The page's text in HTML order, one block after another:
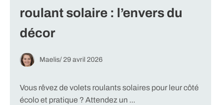
roulant solaire : l’envers du
décor
Maelis/ 29 avril 2026
Vous rêvez de volets roulants solaires pour leur côté
écolo et pratique ? Attendez un ...